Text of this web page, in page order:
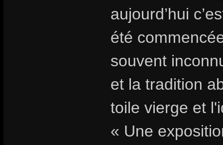
aujourd’hui
été
souvent
et la tradition
toile vierge et
« Une